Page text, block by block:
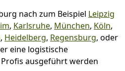
nach zum Beispiel Leipzig
, Karlsruhe, München, Köln,
, Heidelberg, Regensburg, oder
eine logistische
ausgeführt werden